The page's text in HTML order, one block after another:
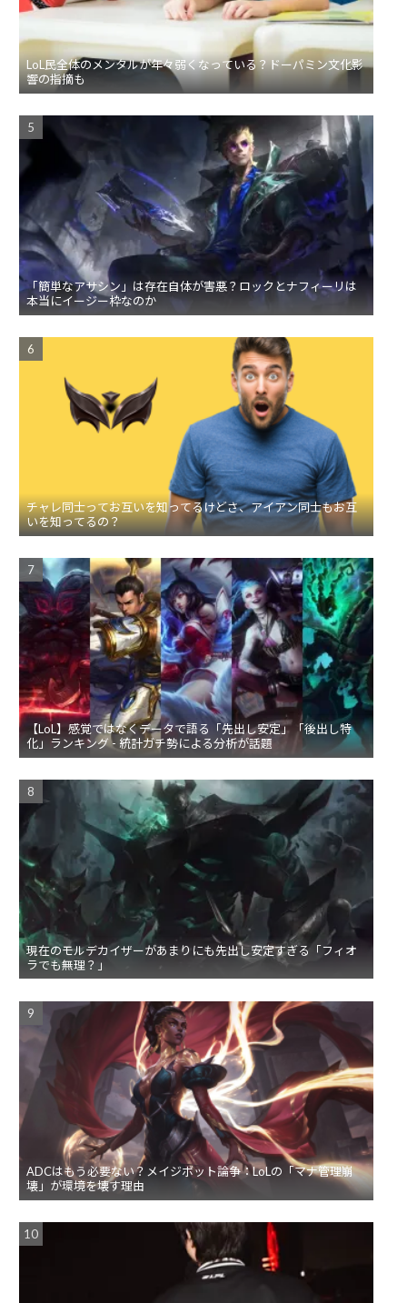
LoL民全体のメンタルが年々弱くなっている？ドーパミン文化影
響の指摘も
「簡単なアサシン」は存在自体が害悪？ロックとナフィーリは
本当にイージー枠なのか
チャレ同士ってお互いを知ってるけどさ、アイアン同士もお互
いを知ってるの？
【LoL】感覚ではなくデータで語る「先出し安定」「後出し特
化」ランキング - 統計ガチ勢による分析が話題
現在のモルデカイザーがあまりにも先出し安定すぎる「フィオ
ラでも無理？」
ADCはもう必要ない？メイジボット論争：LoLの「マナ管理崩
壊」が環境を壊す理由